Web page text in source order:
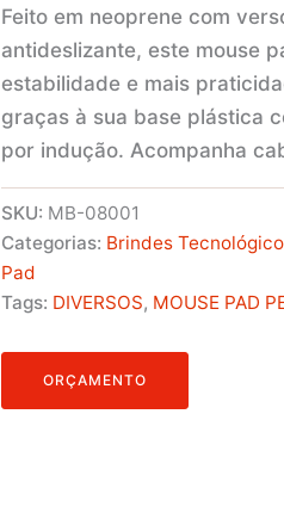
Feito em neoprene com
antideslizante, este mouse
estabilidade e mais
graças à sua base plástica
por indução. Acompanha
SKU: MB-08001
Categorias: Brindes
Pad
Tags: DIVERSOS, MOUSE PAD
ORÇAMENTO